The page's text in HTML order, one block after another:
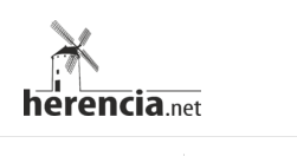
contenido